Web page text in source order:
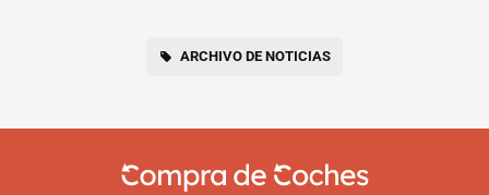
ARCHIVO DE NOTICIAS